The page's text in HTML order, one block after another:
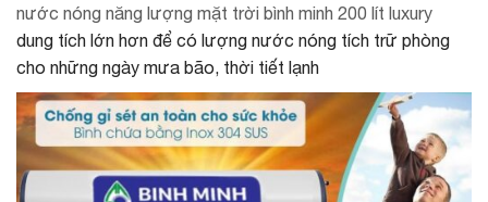
nước nóng năng lượng mặt trời bình minh 200 lít luxury
dung tích lớn hơn để có lượng nước nóng tích trữ phòng
cho những ngày mưa bão, thời tiết lạnh